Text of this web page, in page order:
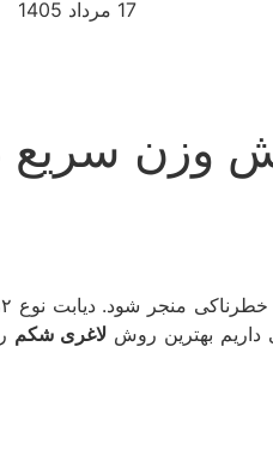
17 مرداد 1405
وزن سریع
داریم بهترین روش لاغری شکم